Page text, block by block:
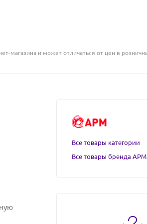
магазина и может отличаться от цен в
Все товары категории
Все товары бренда АРМ